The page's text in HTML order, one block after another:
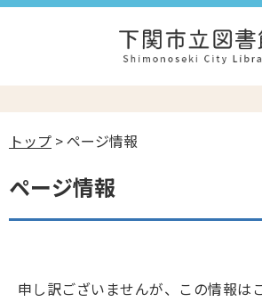
トップ > ページ情報
ページ情報
申し訳ございませんが、この情報は